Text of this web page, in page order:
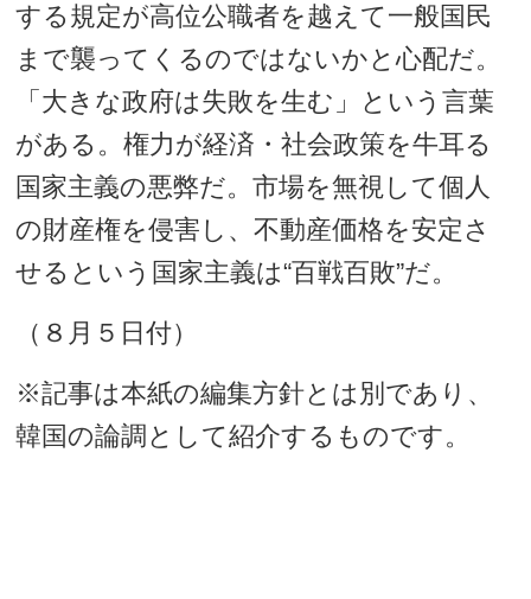
する規定が高位公職者を越えて一般国民
まで襲ってくるのではないかと心配だ。
「大きな政府は失敗を生む」という言葉
がある。権力が経済・社会政策を牛耳る
国家主義の悪弊だ。市場を無視して個人
の財産権を侵害し、不動産価格を安定さ
せるという国家主義は“百戦百敗”だ。
（８月５日付）
※記事は本紙の編集方針とは別であり、
韓国の論調として紹介するものです。